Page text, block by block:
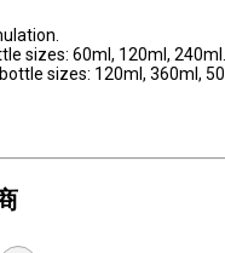
sizes: 60ml, 120ml, 240ml.
sizes: 120ml, 360ml,